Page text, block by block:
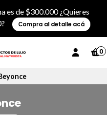
es de $300.000 ¿Quieres
Compra al detalle acá
0